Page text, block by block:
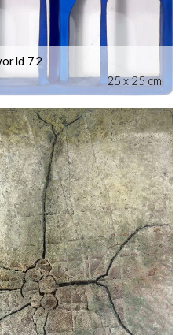
72
25 x 25 cm